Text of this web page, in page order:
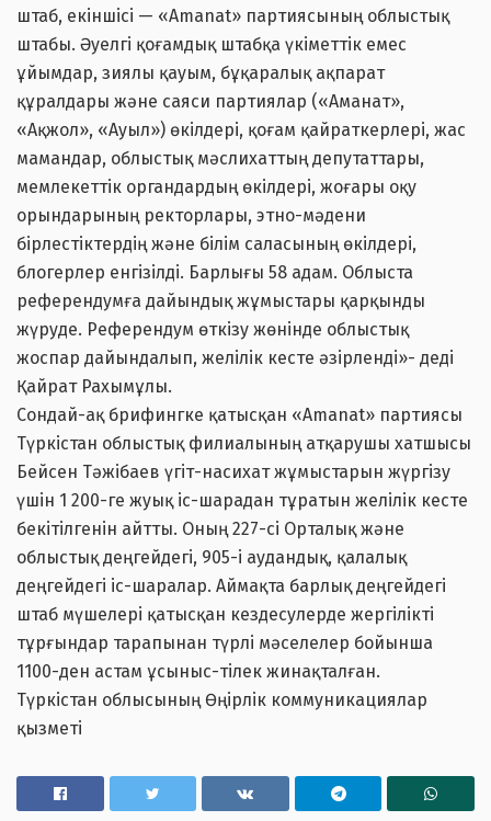
штаб, екіншісі — «Amanat» партиясының облыстық
штабы. Әуелгі қоғамдық штабқа үкіметтік емес
ұйымдар, зиялы қауым, бұқаралық ақпарат
құралдары және саяси партиялар («Аманат»,
«Ақжол», «Ауыл») өкілдері, қоғам қайраткерлері, жас
мамандар, облыстық мәслихаттың депутаттары,
мемлекеттік органдардың өкілдері, жоғары оқу
орындарының ректорлары, этно-мәдени
бірлестіктердің және білім саласының өкілдері,
блогерлер енгізілді. Барлығы 58 адам. Облыста
референдумға дайындық жұмыстары қарқынды
жүруде. Референдум өткізу жөнінде облыстық
жоспар дайындалып, желілік кесте әзірленді»- деді
Қайрат Рахымұлы.
Сондай-ақ брифингке қатысқан «Amanat» партиясы
Түркістан облыстық филиалының атқарушы хатшысы
Бейсен Тәжібаев үгіт-насихат жұмыстарын жүргізу
үшін 1 200-ге жуық іс-шарадан тұратын желілік кесте
бекітілгенін айтты. Оның 227-сі Орталық және
облыстық деңгейдегі, 905-і аудандық, қалалық
деңгейдегі іс-шаралар. Аймақта барлық деңгейдегі
штаб мүшелері қатысқан кездесулерде жергілікті
тұрғындар тарапынан түрлі мәселелер бойынша
1100-ден астам ұсыныс-тілек жинақталған.
Түркістан облысының Өңірлік коммуникациялар
қызметі